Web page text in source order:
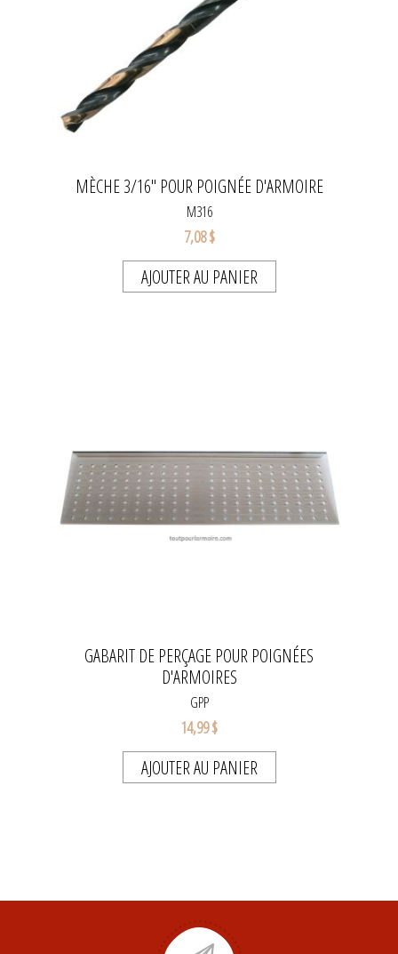
MÈCHE 3/16" POUR POIGNÉE D'ARMOIRE
M316
7,08 $
AJOUTER AU PANIER
GABARIT DE PERÇAGE POUR POIGNÉES
D'ARMOIRES
GPP
14,99 $
AJOUTER AU PANIER